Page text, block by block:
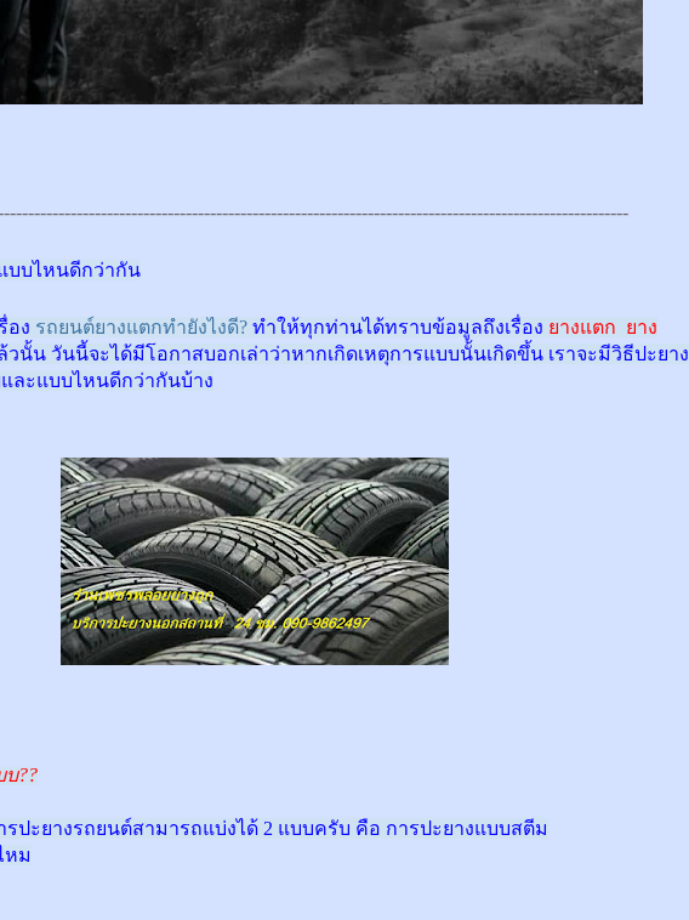
บบไหนดีกว่ากัน
อง รถยนต์ยางแตกทำยังไงดี? ทำให้ทุกท่านได้ทราบข้อมูลถึงเรื่อง ยางแตก ยาง
วนั้น วันนี้จะได้มีโอกาสบอกเล่าว่าหากเกิดเหตุการแบบนั้นเกิดขึ้น เราจะมีวิธีปะยาง
ละแบบไหนดีกว่ากันบ้าง
??
ปะยางรถยนต์สามารถแบ่งได้ 2 แบบครับ คือ การปะยางแบบสตีม
หม